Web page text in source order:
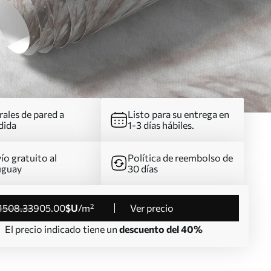
de pared a
Listo para su entrega en
1-3 días hábiles.
gratuito al
Política de reembolso de
30 días
.33905.00$U/m²
Ver precio
El precio indicado tiene un descuento del 40%